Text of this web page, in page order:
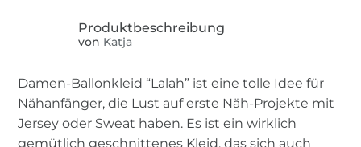
von Katja
Damen-Ballonkleid “Lalah” ist eine tolle Idee für
Nähanfänger, die Lust auf erste Näh-Projekte mit
Jersey oder Sweat haben. Es ist ein wirklich
gemütlich geschnittenes Kleid, das sich auch